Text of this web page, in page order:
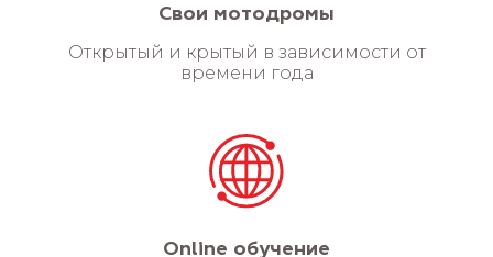
Свои мотодромы
Открытый и крытый в зависимости от
времени года
Online обучение